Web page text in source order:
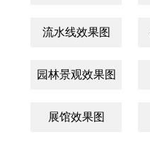
流水线效果图
园林景观效果图
展馆效果图